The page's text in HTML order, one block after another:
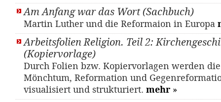
Am Anfang war das Wort (Sachbuch)
Martin Luther und die Reformaion in Europa
Arbeitsfolien Religion. Teil 2:
(Kopiervorlage)
Durch Folien bzw. Kopiervorlagen werden
Mönchtum, Reformation und
visualisiert und strukturiert. mehr »